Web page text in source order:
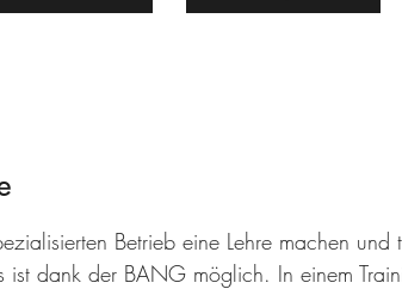
Betrieb eine Lehre machen
ist dank der BANG möglich. In einem